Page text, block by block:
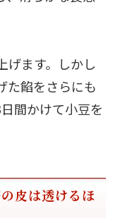
げます。しかし
た餡をさらにも
間かけて小豆を
皮は透けるほ